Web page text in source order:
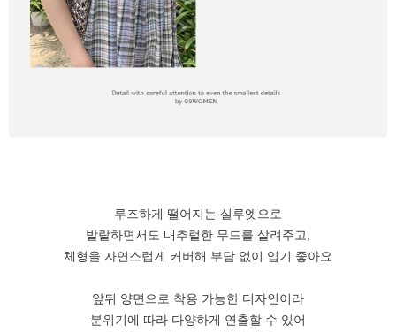
루즈하게 떨어지는 실루엣으로
발랄하면서도 내추럴한 무드를 살려주고,
체형을 자연스럽게 커버해 부담 없이 입기 좋아요
앞뒤 양면으로 착용 가능한 디자인이라
분위기에 따라 다양하게 연출할 수 있어